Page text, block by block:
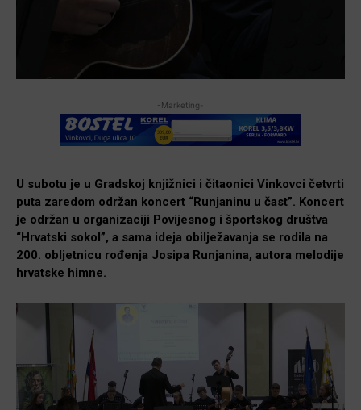
-Marketing-
U subotu je u Gradskoj knjižnici i čitaonici Vinkovci četvrti
puta zaredom održan koncert “Runjaninu u čast”. Koncert
je održan u organizaciji Povijesnog i športskog društva
“Hrvatski sokol”, a sama ideja obilježavanja se rodila na
200. obljetnicu rođenja Josipa Runjanina, autora melodije
hrvatske himne.